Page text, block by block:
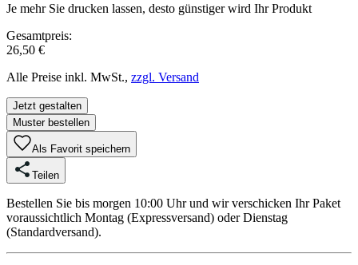
Je mehr Sie drucken lassen, desto günstiger wird Ihr Produkt
Gesamtpreis:
26,50 €
Alle Preise inkl. MwSt., zzgl. Versand
Jetzt gestalten
Muster bestellen
Als Favorit speichern
Teilen
Bestellen Sie bis morgen 10:00 Uhr und wir verschicken Ihr Paket
voraussichtlich Montag (Expressversand) oder Dienstag
(Standardversand).